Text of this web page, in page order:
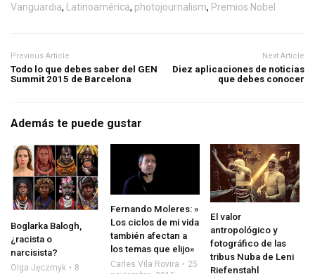
Vanguardia, Latinoamérica, photojournalism, Premios Nobel
Previous Article
Todo lo que debes saber del GEN
Summit 2015 de Barcelona
Next Article
Diez aplicaciones de noticias
que debes conocer
Además te puede gustar
Boglarka Balogh,
¿racista o
narcisista?
Olga Jęczmyk 8
Fernando Moleres: »
Los ciclos de mi vida
también afectan a
los temas que elijo»
Carles Vila Rovira
25
El valor
antropológico y
fotográfico de las
tribus Nuba de Leni
Riefenstahl